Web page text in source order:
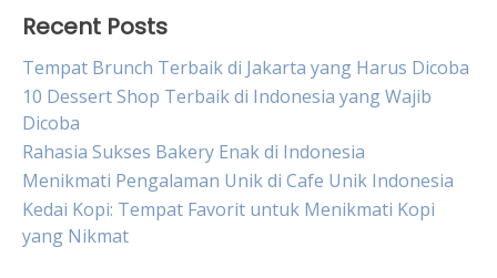
Recent Posts
Tempat Brunch Terbaik di Jakarta yang Harus Dicoba
10 Dessert Shop Terbaik di Indonesia yang Wajib
Dicoba
Rahasia Sukses Bakery Enak di Indonesia
Menikmati Pengalaman Unik di Cafe Unik Indonesia
Kedai Kopi: Tempat Favorit untuk Menikmati Kopi
yang Nikmat